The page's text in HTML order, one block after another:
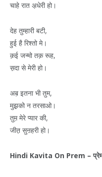
चाहे रात अ़धेरी हो।
देह तुम्हारी बटी,
हुई है रिश्तो मे।
क़ई जन्मो तक़ रूह,
स़दा से मेरी हो।
अब़ इतना भी तुम,
मुझ़को न तरसाओ।
तुम़ मेरे प्यार की,
जीत़ सुऩहरी हो।
Hindi Kavita On Prem –